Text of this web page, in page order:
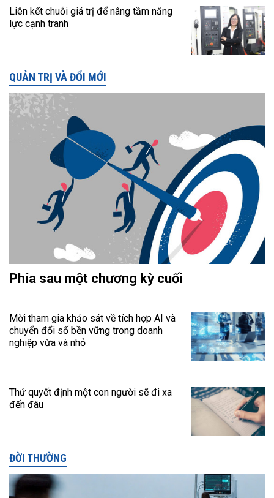
Liên kết chuỗi giá trị để nâng tầm năng
lực cạnh tranh
QUẢN TRỊ VÀ ĐỔI MỚI
Phía sau một chương kỳ cuối
Mời tham gia khảo sát về tích hợp AI và
chuyển đổi số bền vững trong doanh
nghiệp vừa và nhỏ
Thứ quyết định một con người sẽ đi xa
đến đâu
ĐỜI THƯỜNG